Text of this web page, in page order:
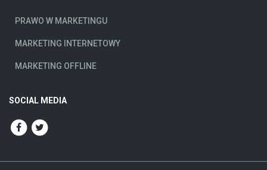
PRAWO W MARKETINGU
MARKETING INTERNETOWY
MARKETING OFFLINE
SOCIAL MEDIA